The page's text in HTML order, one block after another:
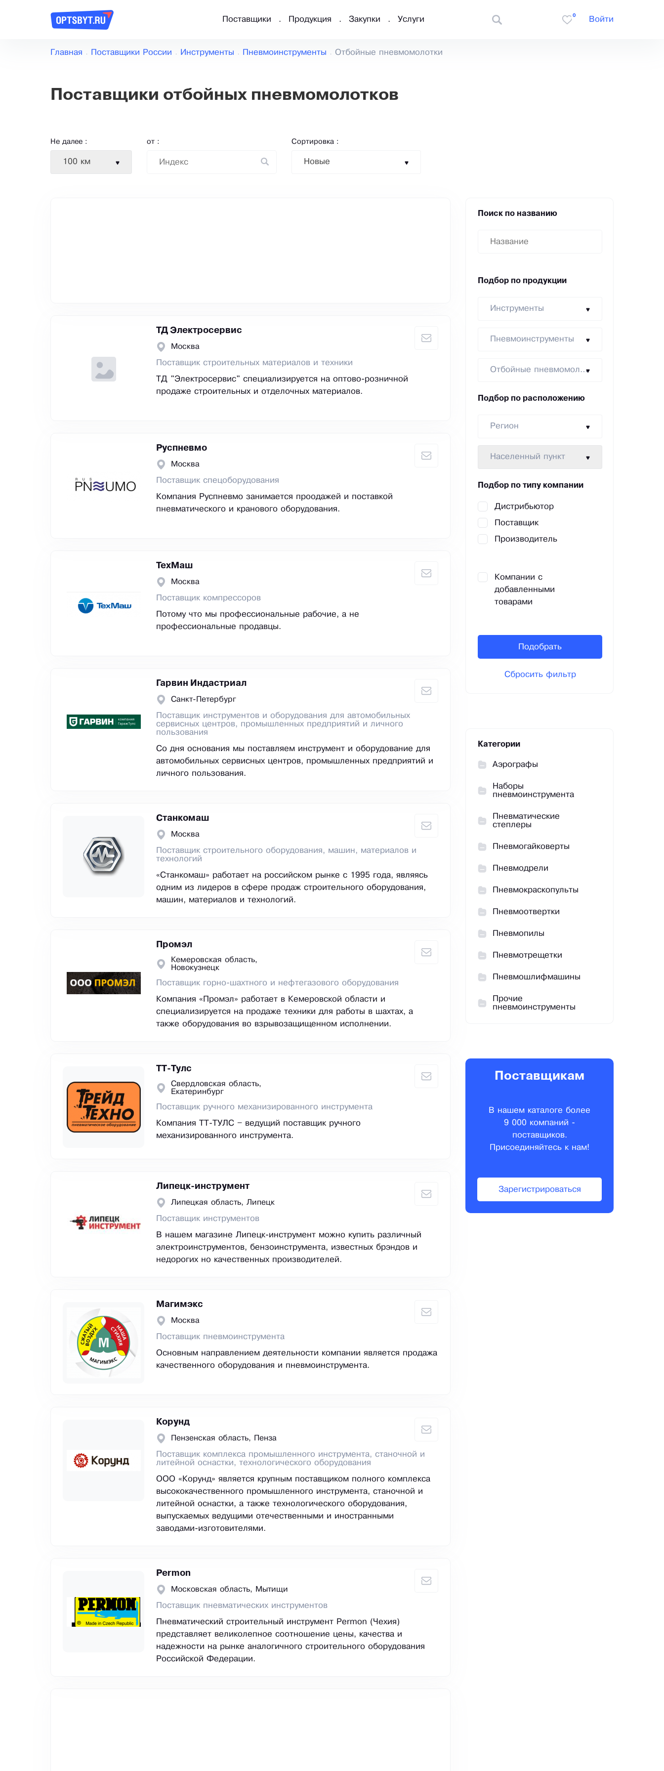
Поставщики Продукция Закупки Услуги
0
Войти
Главная Поставщики России Инструменты Пневмоинструменты Отбойные пневмомолотки
Поставщики отбойных пневмомолотков
Не далее :
100 км
от : Сортировка :
Новые
ТД Электросервис
Москва
Поставщик строительных материалов и техники
ТД "Электросервис" специализируется на оптово-розничной
продаже строительных и отделочных материалов.
Руспневмо
Москва
Поставщик спецоборудования
Компания Руспневмо занимается проодажей и поставкой
пневматического и кранового оборудования.
ТехМаш
Москва
Поставщик компрессоров
Потому что мы профессиональные рабочие, а не
профессиональные продавцы.
Гарвин Индастриал
Санкт-Петербург
Поставщик инструментов и оборудования для автомобильных
сервисных центров, промышленных предприятий и личного
пользования
Со дня основания мы поставляем инструмент и оборудование для
автомобильных сервисных центров, промышленных предприятий и
личного пользования.
Станкомаш
Москва
Поставщик строительного оборудования, машин, материалов и
технологий
«Станкомаш» работает на российском рынке с 1995 года, являясь
одним из лидеров в сфере продаж строительного оборудования,
машин, материалов и технологий.
Промэл
Кемеровская область,
Новокузнецк
Поставщик горно-шахтного и нефтегазового оборудования
Компания «Промэл» работает в Кемеровской области и
специализируется на продаже техники для работы в шахтах, а
также оборудования во взрывозащищенном исполнении.
ТТ-Тулс
Свердловская область,
Екатеринбург
Поставщик ручного механизированного инструмента
Компания ТТ-ТУЛС – ведущий поставщик ручного
механизированного инструмента.
Липецк-инструмент
Липецкая область, Липецк
Поставщик инструментов
В нашем магазине Липецк-инструмент можно купить различный
электроинструментов, бензоинструмента, известных брэндов и
недорогих но качественных производителей.
Магимэкс
Москва
Поставщик пневмоинструмента
Основным направлением деятельности компании является продажа
качественного оборудования и пневмоинструмента.
Корунд
Пензенская область, Пенза
Поставщик комплекса промышленного инструмента, станочной и
литейной оснастки, технологического оборудования
ООО «Корунд» является крупным поставщиком полного комплекса
высококачественного промышленного инструмента, станочной и
литейной оснастки, а также технологического оборудования,
выпускаемых ведущими отечественными и иностранными
заводами-изготовителями.
Permon
Московская область, Мытищи
Поставщик пневматических инструментов
Пневматический строительный инструмент Permon (Чехия)
представляет великолепное соотношение цены, качества и
надежности на рынке аналогичного строительного оборудования
Российской Федерации.
Поиск по названию
Подбор по продукции
Инструменты
Пневмоинструменты
Отбойные пневмомолотки
Подбор по расположению
Регион
Населенный пункт
Подбор по типу компании
Дистрибьютор
Поставщик
Производитель
Компании с
добавленными
товарами
Подобрать
Сбросить фильтр
Категории
Аэрографы
Наборы
пневмоинструмента
Пневматические
степлеры
Пневмогайковерты
Пневмодрели
Пневмокраскопульты
Пневмоотвертки
Пневмопилы
Пневмотрещетки
Пневмошлифмашины
Прочие
пневмоинструменты
Поставщикам
В нашем каталоге более
9 000 компаний -
поставщиков.
Присоединяйтесь к нам!
Зарегистрироваться